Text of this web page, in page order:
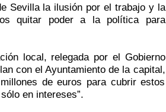
Sevilla la ilusión por el trabajo y la
quitar poder a la política para
local, relegada por el Gobierno
con el Ayuntamiento de la capital,
de euros para cubrir estos
en intereses”.